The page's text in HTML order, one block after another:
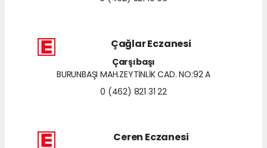
Çağlar Eczanesi
Çarşıbaşı
BURUNBAŞI MAH.ZEYTİNLİK CAD. NO:92 A
0 (462) 821 31 22
Ceren Eczanesi